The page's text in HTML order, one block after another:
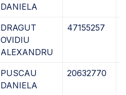
DANIELA
DRAGUT
OVIDIU
ALEXANDRU
47155257
PUSCAU
DANIELA
20632770